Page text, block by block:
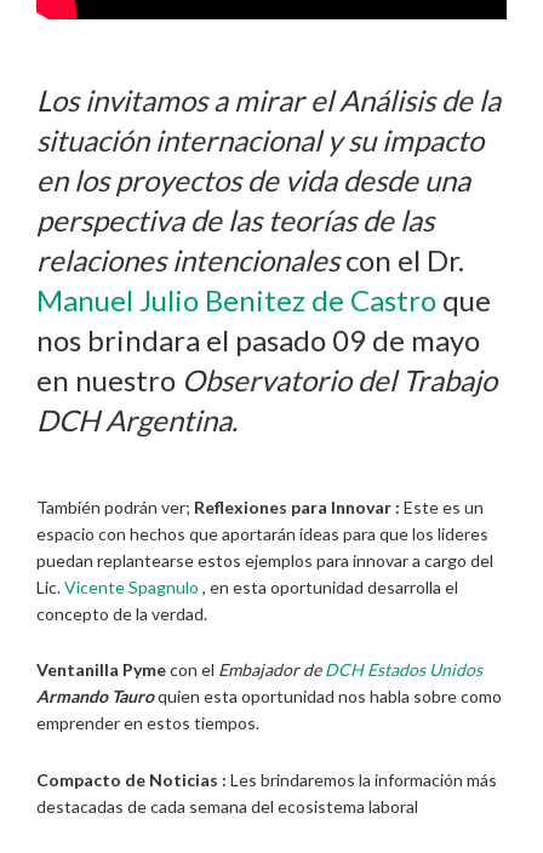
Los invitamos a mirar el Análisis de la
situación internacional y su impacto
en los proyectos de vida desde una
perspectiva de las teorías de las
relacionesintencionalescon el Dr.
Manuel Julio Benitez de Castro que
nos brindara el pasado 09 de mayo
en nuestro Observatorio del Trabajo
DCH Argentina.
También podrán ver; Reflexiones para Innovar : Este es un
espacio con hechos que aportarán ideas para que los lideres
puedan replantearse estos ejemplos para innovar a cargo del
Lic.Vicente Spagnulo , en esta oportunidad desarrolla el
concepto de la verdad.
Ventanilla Pymecon el Embajador deDCH Estados Unidos
Armando Tauroquien esta oportunidad nos habla sobre como
emprender en estos tiempos.
Compacto de Noticias : Les brindaremos la información más
destacadas de cada semana del ecosistema laboral